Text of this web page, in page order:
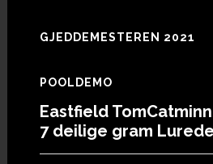
GJEDDEMESTEREN 2021
POOLDEMO
Eastfield
7 deilige gram